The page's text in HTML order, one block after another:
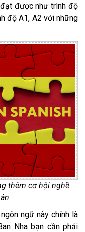
được như trình độ
độ A1, A2 với những
thêm cơ hội nghề
ngữ này chính là
Nha bạn cần phải